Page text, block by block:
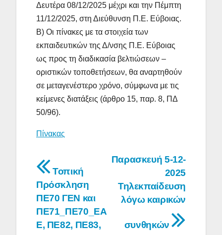
Δευτέρα 08/12/2025 μέχρι και την Πέμπτη
11/12/2025, στη Διεύθυνση Π.Ε. Εύβοιας.
Β) Οι πίνακες με τα στοιχεία των
εκπαιδευτικών της Δ/νσης Π.Ε. Εύβοιας
ως προς τη διαδικασία βελτιώσεων –
οριστικών τοποθετήσεων, θα αναρτηθούν
σε μεταγενέστερο χρόνο, σύμφωνα με τις
κείμενες διατάξεις (άρθρο 15, παρ. 8, ΠΔ
50/96).
Πίνακας
Πλοήγηση
άρθρων
Παρασκευή 5-12-
2025
Τηλεκπαίδευση
λόγω καιρικών
συνθηκών
Τοπική
Πρόσκληση
ΠΕ70 ΓΕΝ και
ΠΕ71_ΠΕ70_ΕΑ
Ε, ΠΕ82, ΠΕ83,